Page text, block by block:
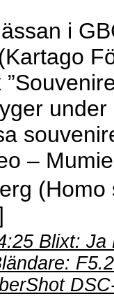
i
under
–
Blixt:
F5.2